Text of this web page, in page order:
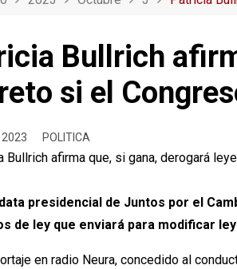
Bullrich
si el
POLITICA
presidencial de Juntos por el
de ley que enviará para modificar
en radio Neura, concedido al